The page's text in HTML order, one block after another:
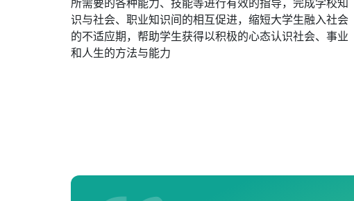
所需要的各种能力、技能等进行有效的指导，完成学校知
识与社会、职业知识间的相互促进，缩短大学生融入社会
的不适应期，帮助学生获得以积极的心态认识社会、事业
和人生的方法与能力